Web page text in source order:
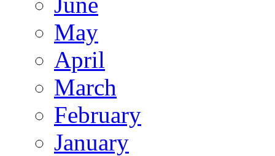
May
April
March
February
January